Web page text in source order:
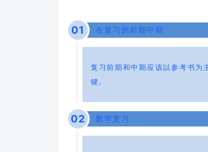
01 在复习的前期中期
复习前期和中期应该以参考书为
键。
02 数学复习